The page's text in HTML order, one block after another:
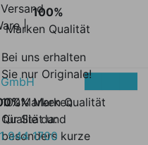
|
Marken Qualität
100%
Marken Qualität
Bei uns erhalten
Sie nur Originale!
100% Marken
Qualität und
besonders kurze
Sie da:
944 1700